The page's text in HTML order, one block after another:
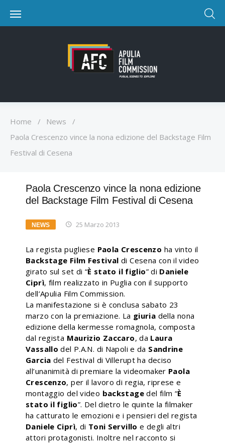
Home / News
/
Paola Crescenzo vince la nona edizione del Backstage Film
Festival di Cesena
Paola Crescenzo vince la nona edizione
del Backstage Film Festival di Cesena
NEWS 25 Marzo 2013
La regista pugliese Paola Crescenzo ha vinto il
Backstage Film Festival di Cesena con il video
girato sul set di “È stato il figlio” di Daniele
Ciprì, film realizzato in Puglia con il supporto
dell’Apulia Film Commission.
La manifestazione si è conclusa sabato 23
marzo con la premiazione. La giuria della nona
edizione della kermesse romagnola, composta
dal regista Maurizio Zaccaro, da Laura
Vassallo del P.A.N. di Napoli e da Sandrine
Garcia del Festival di Villerupt ha deciso
all’unanimità di premiare la videomaker Paola
Crescenzo, per il lavoro di regia, riprese e
montaggio del video backstagedel film “È
stato il figlio”. Del dietro le quinte la filmaker
ha catturato le emozioni e i pensieri del regista
Daniele Ciprì, di Toni Servillo e degli altri
attori protagonisti. Inoltre nel racconto si